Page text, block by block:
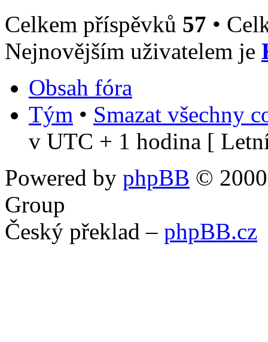
Celkem příspěvků 57 •
Nejnovějším uživatelem je
Obsah fóra
Tým • Smazat všechny
v UTC + 1 hodina [
Powered by phpBB ©
Group
Český překlad – phpBB.cz